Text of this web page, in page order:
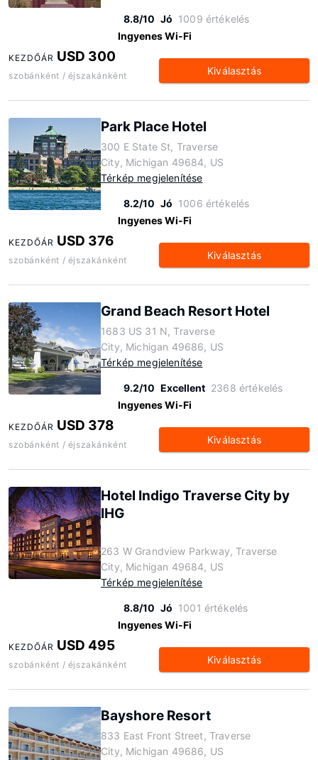
8.8/10 Jó 1009 értékelés
Ingyenes Wi-Fi
KEZDŐÁR USD 300
szobánként / éjszakánként Kiválasztás
Park Place Hotel
300 E State St, Traverse
City, Michigan 49684, US
Térkép megjelenítése
8.2/10 Jó 1006 értékelés
Ingyenes Wi-Fi
KEZDŐÁR USD 376
szobánként / éjszakánként Kiválasztás
Grand Beach Resort Hotel
1683 US 31 N, Traverse
City, Michigan 49686, US
Térkép megjelenítése
9.2/10 Excellent 2368 értékelés
Ingyenes Wi-Fi
KEZDŐÁR USD 378
szobánként / éjszakánként Kiválasztás
Hotel Indigo Traverse City by
IHG
263 W Grandview Parkway, Traverse
City, Michigan 49684, US
Térkép megjelenítése
8.8/10 Jó 1001 értékelés
Ingyenes Wi-Fi
KEZDŐÁR USD 495
szobánként / éjszakánként Kiválasztás
Bayshore Resort
833 East Front Street, Traverse
City, Michigan 49686, US